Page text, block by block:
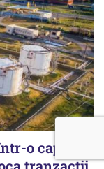
o capcană
tranzacții